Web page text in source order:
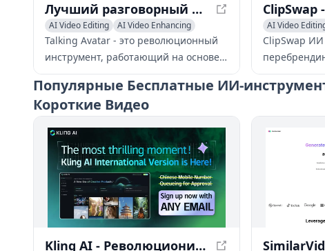
Лучший разговорный аватар AI в 2024 году - Talking Avatar
AI Video Editing
AI Video Enhancing
AI Lip Sync Generator
AI Voice Changer
Talking Avatar - это революционный
инструмент, работающий на основе
искусственного интеллекта, который
позволяет пользователям
переписывать, переозвучивать,
синхронизировать губы в видео с
легкостью. С помощью его передовой
технологии пользователи могут
обновлять и улучшать свои видео,
создавать многоязычные версии и
адаптировать контент для разных
аудиторий.
AI Video
General Video
ClipSwap ИИ
чтобы они
эстетике
Популярные Бесплатные ИИ-
Короткие Видео
Kling AI - Революционизируя генерацию текста в видео